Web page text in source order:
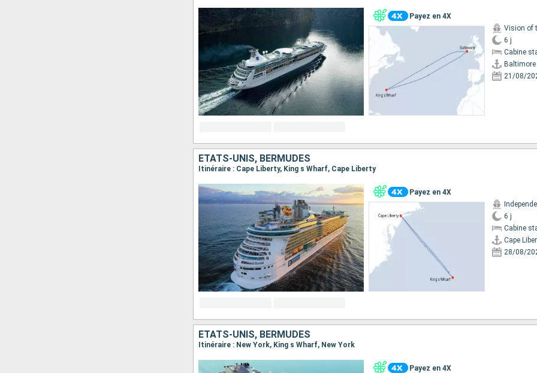
Payez en 4X
Vision of
6 j
Cabine
Baltimore
21/08/
ÉTATS-UNIS, BERMUDES
Itinéraire : Cape Liberty, King s Wharf, Cape Liberty
Payez en 4X
6 j
Cabine
Cape
28/08/
ÉTATS-UNIS, BERMUDES
Itinéraire : New York, King s Wharf, New York
Payez en 4X